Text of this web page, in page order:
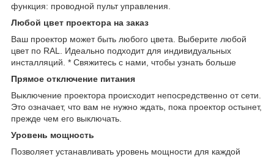
функция: проводной пульт управления.
Любой цвет проектора на заказ
Ваш проектор может быть любого цвета. Выберите любой
цвет по RAL. Идеально подходит для индивидуальных
инсталляций. * Свяжитесь с нами, чтобы узнать больше
Прямое отключение питания
Выключение проектора происходит непосредственно от сети.
Это означает, что вам не нужно ждать, пока проектор остынет,
прежде чем его выключать.
Уровень мощность
Позволяет устанавливать уровень мощности для каждой